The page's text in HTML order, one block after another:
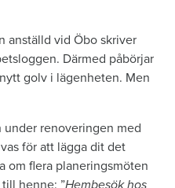
anställd vid Öbo skriver
Därmed påbörjar
golv i lägenheten. Men
renoveringen med
för att lägga dit det
om flera planeringsmöten